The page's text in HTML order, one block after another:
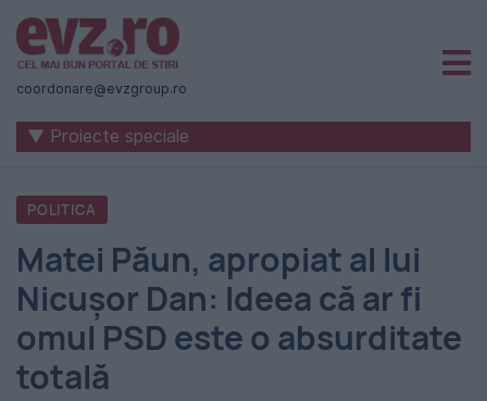
Știri
naționale
internaționale
România
-
Evenimentul
Zilei
coordonare@evzgroup.ro
▼ Proiecte speciale
POLITICA
Matei Păun, apropiat al lui
Nicușor Dan: Ideea că ar fi
omul PSD este o absurditate
totală